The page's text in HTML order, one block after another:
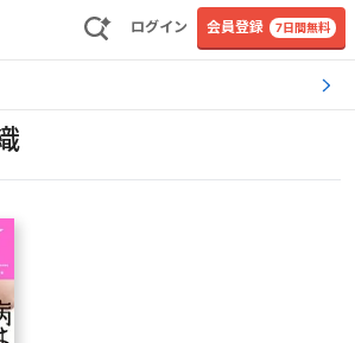
ログイン 会員登録 7日間無料